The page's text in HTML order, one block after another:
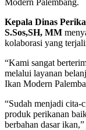
Kepala Dinas
S.Sos,SH, MM
kolaborasi yang
“Kami sangat
melalui layanan
Ikan Modern
“Sudah menjadi cita-
produk perikanan
berbahan dasar